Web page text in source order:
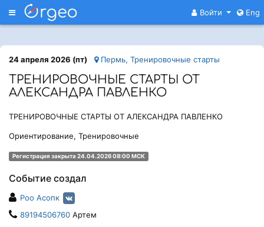
Меню Войти Eng
24 апреля 2026 (пт) Пермь, Тренировочные старты
ТРЕНИРОВОЧНЫЕ СТАРТЫ ОТ
АЛЕКСАНДРА ПАВЛЕНКО
ТРЕНИРОВОЧНЫЕ СТАРТЫ ОТ АЛЕКСАНДРА ПАВЛЕНКО
Ориентирование, Тренировочные
Регистрация закрыта 24.04.2026 08:00 МСК
Событие создал
Роо Асопк
89194506760 Артем